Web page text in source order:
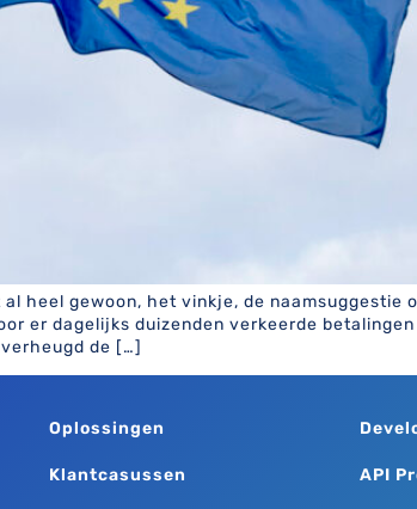
heel gewoon, het vinkje, de naamsuggestie
er dagelijks duizenden verkeerde
de […]
Oplossingen
Klantcasussen API